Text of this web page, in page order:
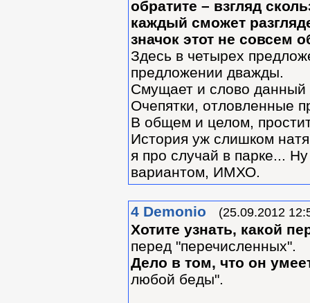
обратите – взгляд
каждый сможет
значок этот не
Здесь в четырех
предложении дважды.
Смущает и слово данный
Очепятки, отловленные
В общем и целом,
История уж слишком
я про случай в парке...
вариантом, ИМХО.
4 Demonio (25.09.2012
Хотите узнать, какой
перед "перечисленных".
Дело в том, что он
любой беды".